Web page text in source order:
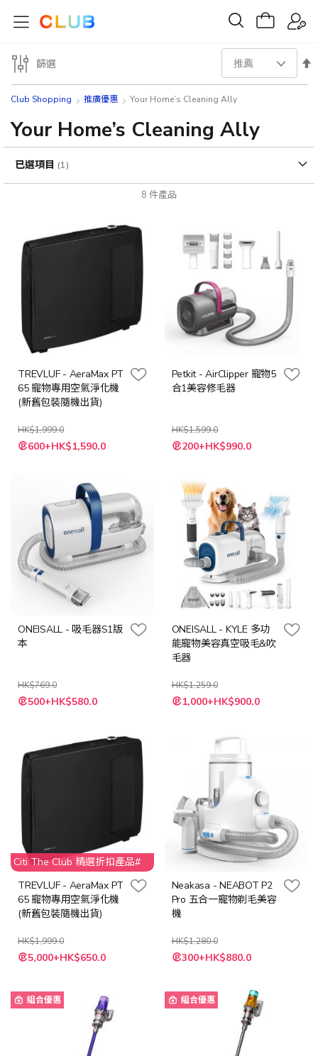
Club Shopping 推廣優惠 Your Home’s Cleaning Ally
Your Home’s Cleaning Ally
8 件產品
設
序
方
TREVLUF - AeraMax PT
65 寵物專用空氣淨化機
(新舊包裝隨機出貨)
HK$1,999.0
特
殊 600+HK$1,590.0
Petkit - AirClipper 寵物5
合1美容修毛器
HK$1,599.0
特
殊 200+HK$990.0
ONEISALL - 吸毛器S1版
本
HK$769.0
特
殊 500+HK$580.0
ONEISALL - KYLE 多功
能寵物美容真空吸毛&吹
毛器
HK$1,259.0
特
殊 1,000+HK$900.0
Citi The Club 精選折扣產品#
TREVLUF - AeraMax PT
65 寵物專用空氣淨化機
(新舊包裝隨機出貨)
HK$1,999.0
特
殊 5,000+HK$650.0
Neakasa - NEABOT P2
Pro 五合一寵物剃毛美容
機
HK$1,280.0
特
殊 300+HK$880.0
組合優惠 組合優惠
篩選
已選項目